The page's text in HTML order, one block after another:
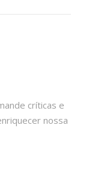
críticas e
nossa